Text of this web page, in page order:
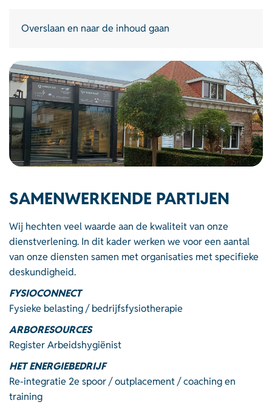
Overslaan en naar de inhoud gaan
SAMENWERKENDE PARTIJEN
Wij hechten veel waarde aan de kwaliteit van onze
dienstverlening. In dit kader werken we voor een aantal
van onze diensten samen met organisaties met specifieke
deskundigheid.
FYSIOCONNECT
Fysieke belasting / bedrijfsfysiotherapie
ARBORESOURCES
Register Arbeidshygiënist
HET ENERGIEBEDRIJF
Re-integratie 2e spoor / outplacement / coaching en
training